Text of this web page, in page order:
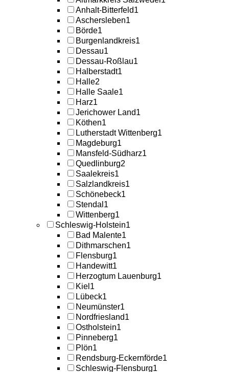
Anhalt-Bitterfeld1
Aschersleben1
Börde1
Burgenlandkreis1
Dessau1
Dessau-Roßlau1
Halberstadt1
Halle2
Halle Saale1
Harz1
Jerichower Land1
Köthen1
Lutherstadt Wittenberg1
Magdeburg1
Mansfeld-Südharz1
Quedlinburg2
Saalekreis1
Salzlandkreis1
Schönebeck1
Stendal 1
Wittenberg1
Schleswig-Holstein1
Bad Malente1
Dithmarschen1
Flensburg1
Handewitt1
Herzogtum Lauenburg1
Kiel 1
Lübeck1
Neumünster1
Nordfriesland1
Ostholstein1
Pinneberg1
Plön1
Rendsburg-Eckernförde1
Schleswig-Flensburg1